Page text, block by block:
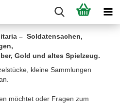
– Soldatensachen,
Gold und altes Spielzeug.
kleine Sammlungen
möchtet oder Fragen zum